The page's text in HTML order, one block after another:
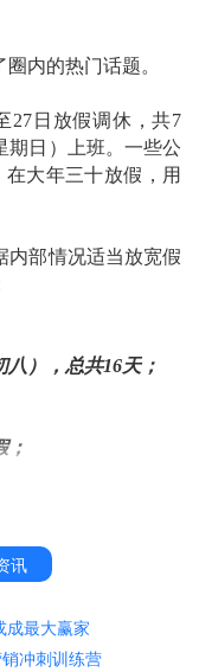
内的热门话题。
27日放假调休，共7
期日）上班。一些公
大年三十放假，用
内部情况适当放宽假
），总共16天；
春节这个重大节日
好了，毕竟假期看店
讯
成最大赢家
冲刺训练营